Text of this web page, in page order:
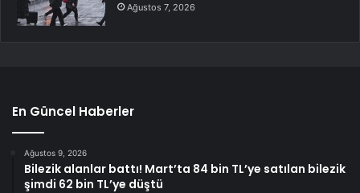
Ağustos 7, 2026
En Güncel Haberler
Ağustos 9, 2026
Bilezik alanlar battı! Mart’ta 84 bin TL’ye satılan bilezik
şimdi 62 bin TL’ye düştü